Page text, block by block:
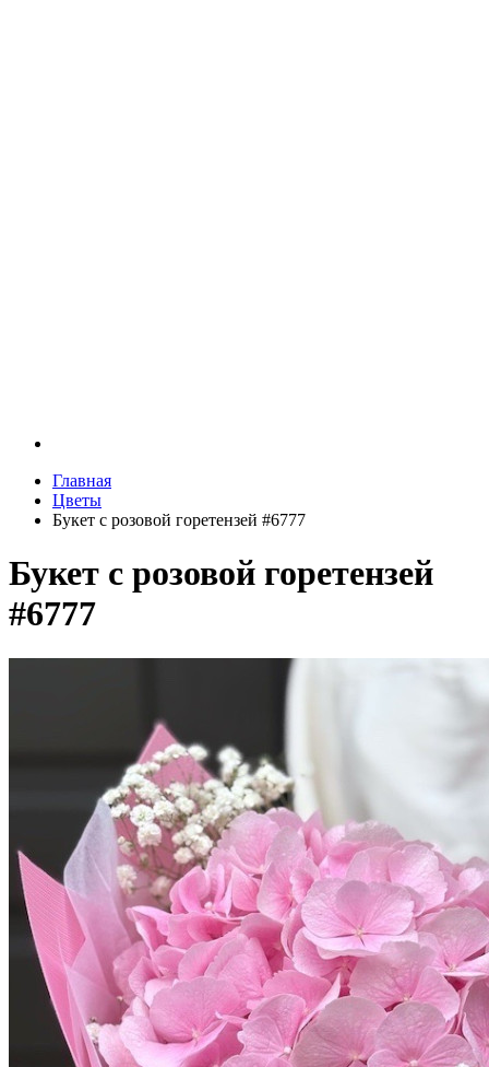
Главная
Цветы
Букет с розовой горетензей #6777
Букет с розовой горетензей
#6777